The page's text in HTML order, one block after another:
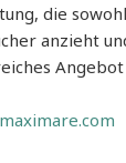
die
anzieht